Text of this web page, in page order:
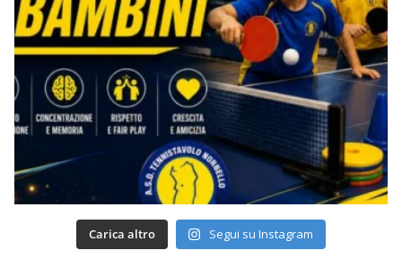
Carica altro Segui su Instagram